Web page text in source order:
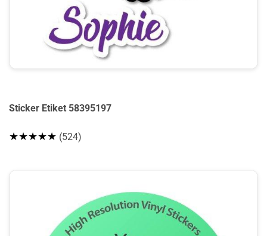
Sticker Etiket 58395197
★★★★★ (524)